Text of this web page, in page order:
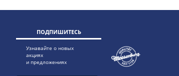
ПОДПИШИТЕСЬ
Узнавайте о новых
акциях
и предложениях